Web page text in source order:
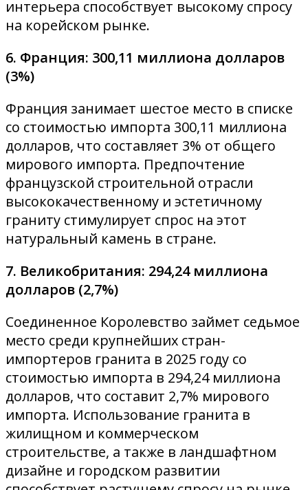
интерьера способствует высокому спросу
на корейском рынке.
6. Франция: 300,11 миллиона долларов
(3%)
Франция занимает шестое место в списке
со стоимостью импорта 300,11 миллиона
долларов, что составляет 3% от общего
мирового импорта. Предпочтение
французской строительной отрасли
высококачественному и эстетичному
граниту стимулирует спрос на этот
натуральный камень в стране.
7. Великобритания: 294,24 миллиона
долларов (2,7%)
Соединенное Королевство займет седьмое
место среди крупнейших стран-
импортеров гранита в 2025 году со
стоимостью импорта в 294,24 миллиона
долларов, что составит 2,7% мирового
импорта. Использование гранита в
жилищном и коммерческом
строительстве, а также в ландшафтном
дизайне и городском развитии